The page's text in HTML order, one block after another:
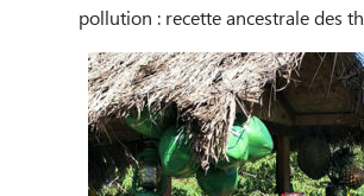
pollution : recette ancestrale des